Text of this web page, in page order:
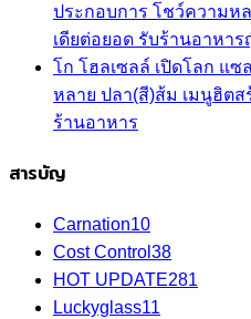
ประกอบการ โชว์ความห
เดียต่อยอด รับร้านอาหา
โก โฮลเซลล์ เปิดโลก แ
หลาย ปลา(สี)ส้ม เมนูฮิตส
ร้านอาหาร
สารบัญ
Carnation10
Cost Control 38
HOT UPDATE281
Luckyglass11